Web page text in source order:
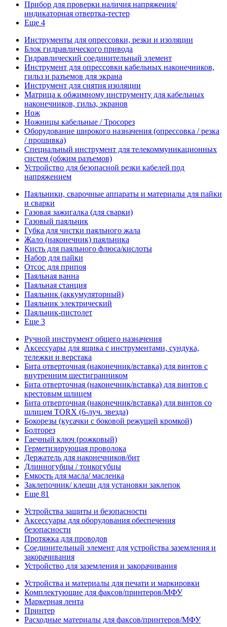
Прибор для проверки наличия напряжения/
индикаторная отвертка-тестер
Еще 4
Инструменты для опрессовки, резки и изоляции
Блок гидравлического привода
Гидравлический соединительный элемент
Инструмент для опрессовки кабельных наконечников,
гильз и разъемов для экрана
Инструмент для снятия изоляции
Матрица к обжимному инструменту для кабельных
наконечников, гильз, экранов
Нож
Ножницы кабельные / Тросорез
Оборудование широкого назначения (опрессовка / резка
/ прошивка)
Специальный инструмент для телекоммуникационных
систем (обжим разъемов)
Устройство для безопасной резки кабелей под
напряжением
Паяльники, сварочные аппараты и материалы для пайки
и сварки
Газовая зажигалка (для сварки)
Газовый паяльник
Губка для чистки паяльного жала
Жало (наконечник) паяльника
Кисть для паяльного флюса/кислоты
Набор для пайки
Отсос для припоя
Паяльная ванна
Паяльная станция
Паяльник (аккумуляторный)
Паяльник электрический
Паяльник-пистолет
Еще 3
Ручной инструмент общего назначения
Аксессуары для ящика с инструментами, сундука,
тележки и верстака
Бита отверточная (наконечник/вставка) для винтов с
внутренним шестигранником
Бита отверточная (наконечник/вставка) для винтов с
крестовым шлицем
Бита отверточная (наконечник/вставка) для винтов со
шлицем TORX (6-луч. звезда)
Бокорезы (кусачки с боковой режущей кромкой)
Болторез
Гаечный ключ (рожковый)
Герметизирующая проволока
Держатель для наконечников/бит
Длинногубцы / тонкогубцы
Емкость для масла/ масленка
Заклепочник/ клещи для установки заклепок
Еще 81
Устройства защиты и безопасности
Аксессуары для оборудования обеспечения
безопасности
Протяжка для проводов
Соединительный элемент для устройства заземления и
закорачивания
Устройство для заземления и закорачивания
Устройства и материалы для печати и маркировки
Комплектующие для факсов/принтеров/МФУ
Маркерная лента
Принтер
Расходные материалы для факсов/принтеров/МФУ